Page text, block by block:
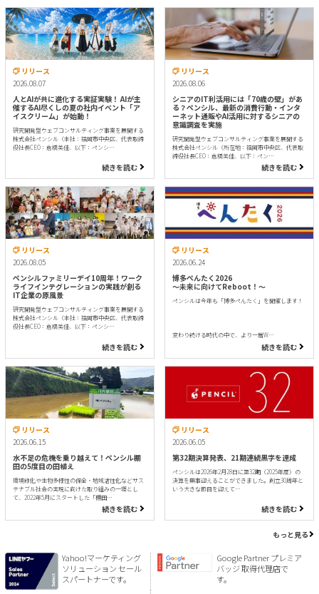
リリース
2026.08.07
人とAIが共に進化する実証実験！ AIが主
催するAI尽くしの夏の社内イベント「ア
イスクリーム」が始動！
研究開発型ウェブコンサルティング事業を展開する
株式会社ペンシル（本社：福岡市中央区、代表取締
役社長CEO：倉橋美佳、以下：ペンシ…
続きを読む
リリース
2026.08.06
シニアのIT利活用には「70歳の壁」があ
る？ペンシル、最新の消費行動・インタ
ーネット通販やAI活用に対するシニアの
意識調査を実施
研究開発型ウェブコンサルティング事業を展開する
株式会社ペンシル（所在地：福岡市中央区、代表取
締役社長CEO：倉橋美佳、以下：ペン…
続きを読む
リリース
2026.08.05
ペンシルファミリーデイ10周年！ワーク
ライフインテグレーションの実践が創る
IT企業の原風景
研究開発型ウェブコンサルティング事業を展開する
株式会社ペンシル（本社：福岡市中央区、代表取締
役社長CEO：倉橋美佳、以下：ペンシ…
続きを読む
リリース
2026.06.24
博多ぺんたく2026
〜未来に向けてReboot！〜
ペンシルは今年も「博多ぺんたく」を開催します！
変わり続ける時代の中で、より一層W…
続きを読む
リリース
2026.06.15
水不足の危機を乗り越えて！ペンシル棚
田の5度目の田植え
環境緑化や生物多様性の保全・地域活性化などサス
テナブル社会の実現に向けた取り組みの一環とし
て、2022年5月にスタートした「棚田…
続きを読む
リリース
2026.06.05
第32期決算発表、21期連続黒字を達成
ペンシルは2026年2月28日に第32期（2025年度）の
決算を無事迎えることができました。創立30周年と
いう大きな節目を迎えて…
続きを読む
もっと見る
Yahoo!マーケティング
ソリューション セール
スパートナーです。
Google Partner プレミア
バッジ 取得代理店で
す。